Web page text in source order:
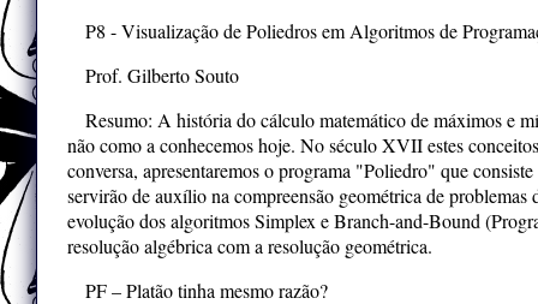
P8 - Visualização de Poliedros em Algoritmos de
Prof. Gilberto Souto
Resumo: A história do cálculo matemático de máximos e
não como a conhecemos hoje. No século XVII estes
conversa, apresentaremos o programa "Poliedro" que
servirão de auxílio na compreensão geométrica de
evolução dos algoritmos Simplex e Branch-and-Bound
resolução algébrica com a resolução geométrica.
PF – Platão tinha mesmo razão?